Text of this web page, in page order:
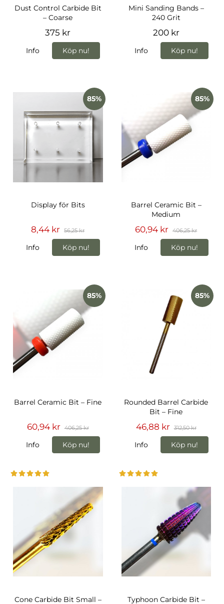
Dust Control Carbide Bit
– Coarse
375 kr
Info Köp nu!
Mini Sanding Bands –
240 Grit
200 kr
Info Köp nu!
85%
Display för Bits
8,44 kr 56,25 kr
Info Köp nu!
85%
Barrel Ceramic Bit –
Medium
60,94 kr 406,25 kr
Info Köp nu!
85%
Barrel Ceramic Bit – Fine
60,94 kr 406,25 kr
Info Köp nu!
85%
Rounded Barrel Carbide
Bit – Fine
46,88 kr 312,50 kr
Info Köp nu!
Cone Carbide Bit Small –
Typhoon Carbide Bit –